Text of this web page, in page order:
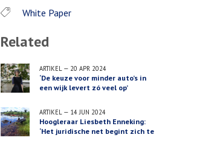
White Paper
Related
ARTIKEL — 20 APR 2024
‘De keuze voor minder auto’s in
een wijk levert zó veel op’
ARTIKEL — 14 JUN 2024
Hoogleraar Liesbeth Enneking:
‘Het juridische net begint zich te